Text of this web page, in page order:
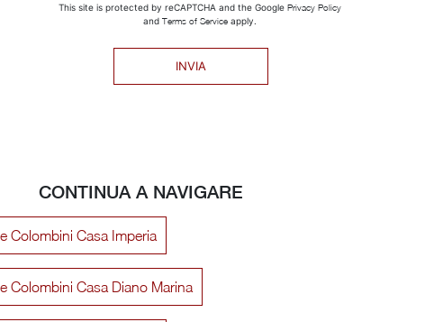
This site is protected by reCAPTCHA and the Google Privacy Policy
and Terms of Serviceapply.
INVIA
CONTINUA A NAVIGARE
Colombini Casa Imperia
Colombini Casa Diano Marina